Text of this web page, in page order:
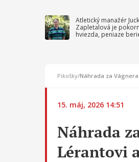
Atletický manažér
Zapletalová je
hviezda, peniaze
Pikošky/Náhrada za
15. máj, 2026 14:51
Náhrada
Lérantovi